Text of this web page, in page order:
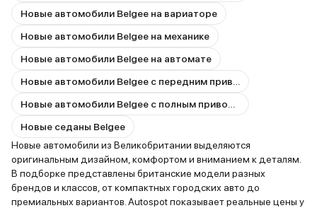
Новые автомобили Belgee на вариаторе
Новые автомобили Belgee на механике
Новые автомобили Belgee на автомате
Новые седаны Belgee
Новые автомобили из Великобритании выделяются
оригинальным дизайном, комфортом и вниманием к деталям.
В подборке представлены британские модели разных
брендов и классов, от компактных городских авто до
премиальных вариантов. Autospot показывает реальные цены у